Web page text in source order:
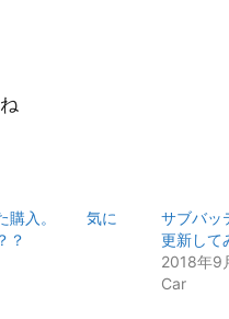
た購入。 気に
？
サブバッ
更新して
2018年9
Car